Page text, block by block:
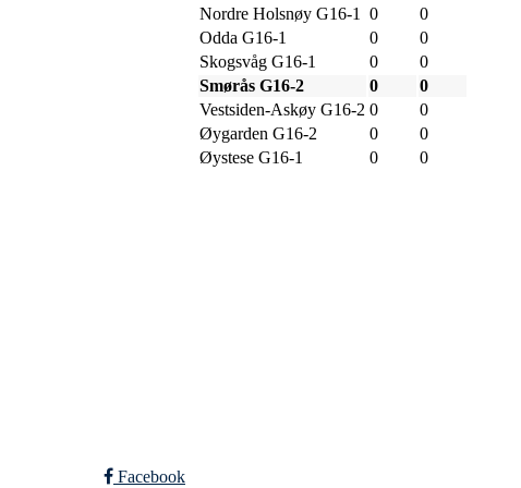
Nordre Holsnøy G16-1 0
0
Odda G16-1
0
0
Skogsvåg G16-1
0
0
Smørås G16-2
0
0
Vestsiden-Askøy G16-2 0
0
Øygarden G16-2
0
0
Øystese G16-1
0 0
Facebook